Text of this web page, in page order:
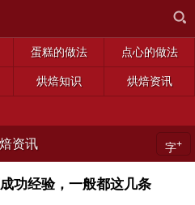
蛋糕的做法 点心的做法
烘焙知识 烘焙资讯
资讯 字+
功经验，一般都这几条